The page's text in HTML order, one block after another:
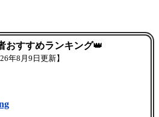
おすすめランキング👑
年8月9日更新】